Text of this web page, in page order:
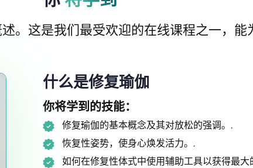
。这是我们最受欢迎的在线课程之一，能
什么是修复瑜伽
你将学到的技能：
修复瑜伽的基本概念及其对放松的强调。.
恢复性姿势，使身心焕发活力。.
如何在修复性体式中使用辅助工具以获得最大